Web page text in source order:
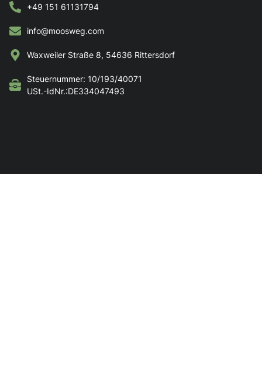
+49 151 61131794
info@moosweg.com
Waxweiler Straße 8, 54636 Rittersdorf
Steuernummer: 10/193/40071
USt.-IdNr.:DE334047493